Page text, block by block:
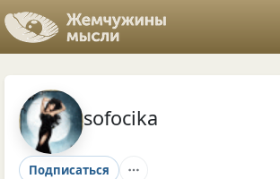
sofocika
Подписаться